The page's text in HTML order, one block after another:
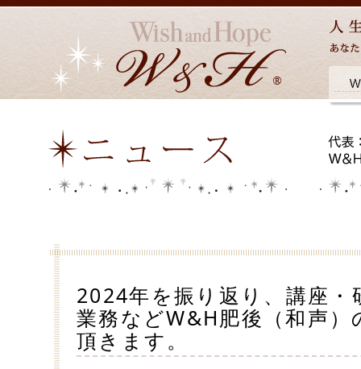
2024年を振り返り、講座・
業務などW&H肥後（和声
頂きます。